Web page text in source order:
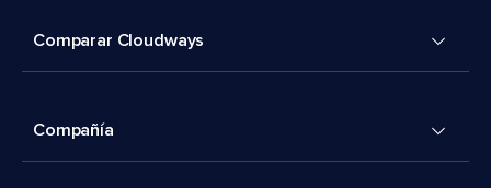
Comparar Cloudways
Compañía